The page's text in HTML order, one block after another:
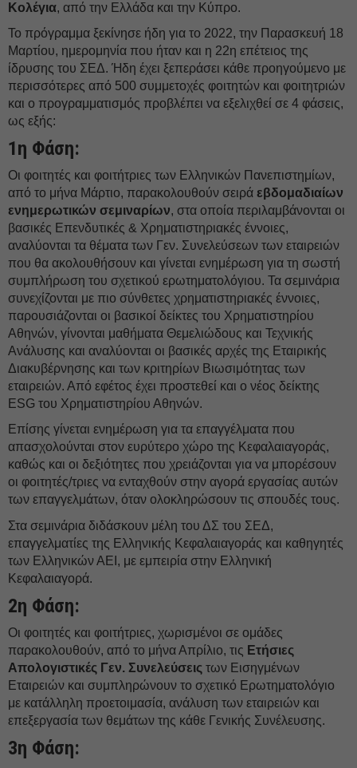
Κολέγια, από την Ελλάδα και την Κύπρο.
Το πρόγραμμα ξεκίνησε ήδη για το 2022, την Παρασκευή 18
Μαρτίου, ημερομηνία που ήταν και η 22η επέτειος της
ίδρυσης του ΣΕΔ. Ήδη έχει ξεπεράσει κάθε προηγούμενο με
περισσότερες από 500 συμμετοχές φοιτητών και φοιτητριών
και ο προγραμματισμός προβλέπει να εξελιχθεί σε 4 φάσεις,
ως εξής:
1η Φάση:
Οι φοιτητές και φοιτήτριες των Ελληνικών Πανεπιστημίων,
από το μήνα Μάρτιο, παρακολουθούν σειρά εβδομαδιαίων
ενημερωτικών σεμιναρίων, στα οποία περιλαμβάνονται οι
βασικές Επενδυτικές & Χρηματιστηριακές έννοιες,
αναλύονται τα θέματα των Γεν. Συνελεύσεων των εταιρειών
που θα ακολουθήσουν και γίνεται ενημέρωση για τη σωστή
συμπλήρωση του σχετικού ερωτηματολόγιου. Τα σεμινάρια
συνεχίζονται με πιο σύνθετες χρηματιστηριακές έννοιες,
παρουσιάζονται οι βασικοί δείκτες του Χρηματιστηρίου
Αθηνών, γίνονται μαθήματα Θεμελιώδους και Τεχνικής
Ανάλυσης και αναλύονται οι βασικές αρχές της Εταιρικής
Διακυβέρνησης και των κριτηρίων Βιωσιμότητας των
εταιρειών. Από εφέτος έχει προστεθεί και ο νέος δείκτης
ESG του Χρηματιστηρίου Αθηνών.
Επίσης γίνεται ενημέρωση για τα επαγγέλματα που
απασχολούνται στον ευρύτερο χώρο της Κεφαλαιαγοράς,
καθώς και οι δεξιότητες που χρειάζονται για να μπορέσουν
οι φοιτητές/τριες να ενταχθούν στην αγορά εργασίας αυτών
των επαγγελμάτων, όταν ολοκληρώσουν τις σπουδές τους.
Στα σεμινάρια διδάσκουν μέλη του ΔΣ του ΣΕΔ,
επαγγελματίες της Ελληνικής Κεφαλαιαγοράς και καθηγητές
των Ελληνικών ΑΕΙ, με εμπειρία στην Ελληνική
Κεφαλαιαγορά.
2η Φάση:
Οι φοιτητές και φοιτήτριες, χωρισμένοι σε ομάδες
παρακολουθούν, από το μήνα Απρίλιο, τις Ετήσιες
Απολογιστικές Γεν. Συνελεύσεις των Εισηγμένων
Εταιρειών και συμπληρώνουν το σχετικό Ερωτηματολόγιο
με κατάλληλη προετοιμασία, ανάλυση των εταιρειών και
επεξεργασία των θεμάτων της κάθε Γενικής Συνέλευσης.
3η Φάση: